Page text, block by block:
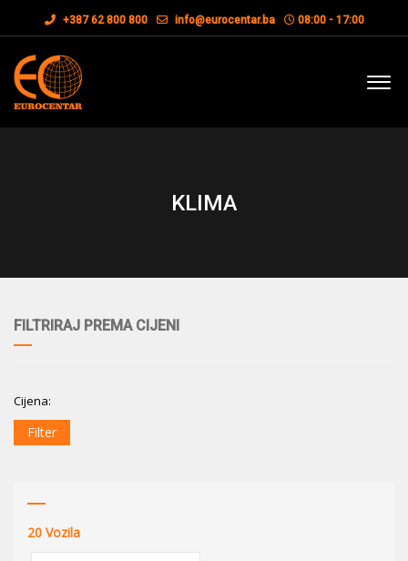
+387 62 800 800 info@eurocentar.ba 08:00 - 17:00
KLIMA
FILTRIRAJ PREMA CIJENI
Cijena:
Filter
20 Vozila